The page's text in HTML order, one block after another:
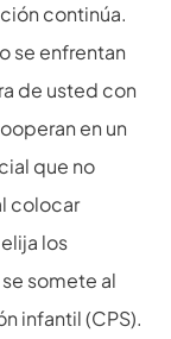
continúa.
se enfrentan
de usted con
en un
que no
colocar
los
somete al
infantil (CPS).